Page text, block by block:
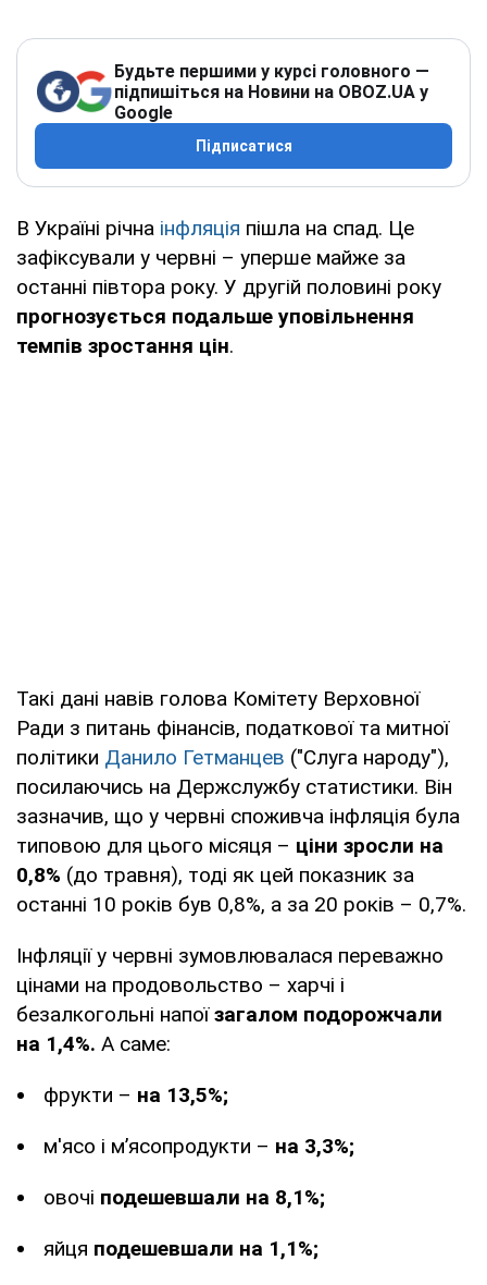
Будьте першими у курсі головного —
підпишіться на Новини на OBOZ.UA у
Google
Підписатися
В Україні річна інфляція пішла на спад. Це
зафіксували у червні – уперше майже за
останні півтора року. У другій половині року
прогнозується подальше уповільнення
темпів зростання цін.
Такі дані навів голова Комітету Верховної
Ради з питань фінансів, податкової та митної
політики Данило Гетманцев ("Слуга народу"),
посилаючись на Держслужбу статистики. Він
зазначив, що у червні споживча інфляція була
типовою для цього місяця – ціни зросли на
0,8% (до травня), тоді як цей показник за
останні 10 років був 0,8%, а за 20 років – 0,7%.
Інфляції у червні зумовлювалася переважно
цінами на продовольство – харчі і
безалкогольні напоїзагалом подорожчали
на 1,4%. А саме:
фрукти – на 13,5%;
м'ясо і м’ясопродукти – на 3,3%;
овочі подешевшали на 8,1%;
яйця подешевшали на 1,1%;